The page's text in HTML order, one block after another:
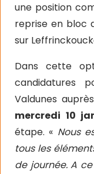
une position
reprise en bloc
sur
Dans cette
candidatures
Valdunes
mercredi 10
étape. « Nous
tous les
de journée. A